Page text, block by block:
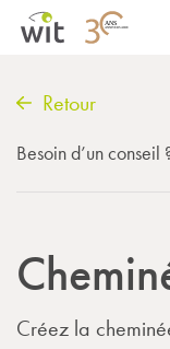
Retour
Besoin d’un conseil
Créez la